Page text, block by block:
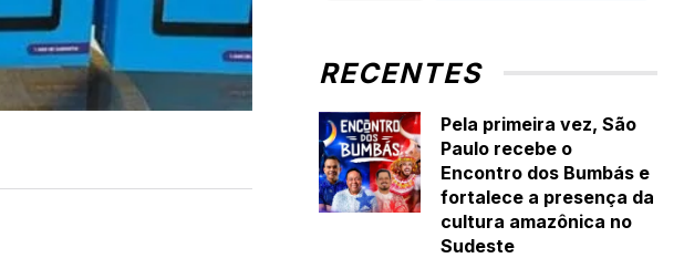
RECENTES
Pela primeira vez, São
Paulo recebe o
Encontro dos Bumbás e
fortalece a presença da
cultura amazônica no
Sudeste